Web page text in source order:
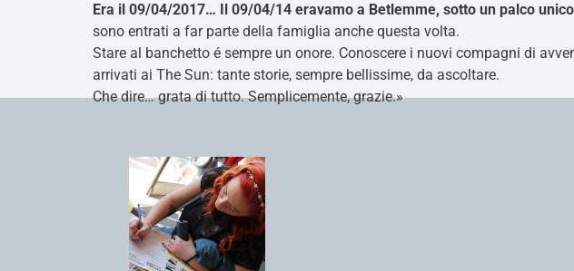
Era il 09/04/2017… Il 09/04/14 eravamo a Betlemme, sotto un palco
sono entrati a far parte della famiglia anche questa volta.
Stare al banchetto é sempre un onore. Conoscere i nuovi compagni di
arrivati ai The Sun: tante storie, sempre bellissime, da ascoltare.
Che dire… grata di tutto. Semplicemente, grazie.»